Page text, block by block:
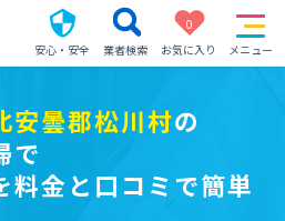
安心・安全 業者検索
0
お気に入り
メニュー
安曇郡松川村の
で
料金と口コミで簡単